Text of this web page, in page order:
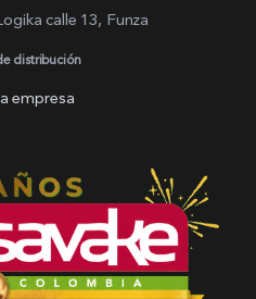
calle 13, Funza
distribución
empresa